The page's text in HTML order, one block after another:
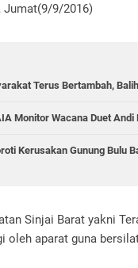
Jumat(9/9/2016)
Terus Bertambah,
Monitor Wacana Duet
Kerusakan Gunung Bulu
Sinjai Barat yakni
oleh aparat guna